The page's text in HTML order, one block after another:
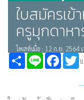
ใบสมัครเ
ครูมุกดาห
โพสต์เมื่อ : 12 ก.ย. 2564
ShareLine